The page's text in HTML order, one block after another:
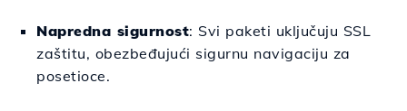
Napredna sigurnost: Svi paketi uključuju SSL
zaštitu, obezbeđujući sigurnu navigaciju za
posetioce.